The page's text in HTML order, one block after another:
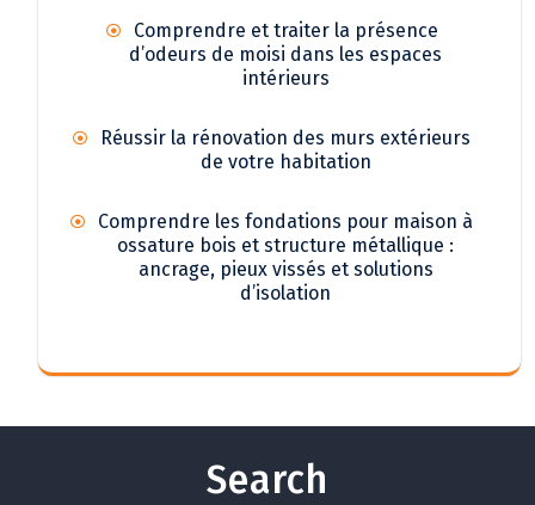
Comprendre et traiter la présence
d’odeurs de moisi dans les espaces
intérieurs
Réussir la rénovation des murs extérieurs
de votre habitation
Comprendre les fondations pour maison à
ossature bois et structure métallique :
ancrage, pieux vissés et solutions
d’isolation
Search